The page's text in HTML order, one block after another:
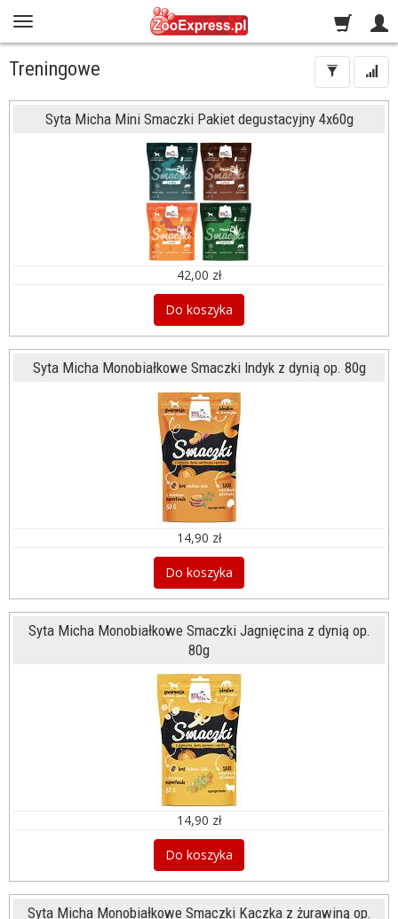
Treningowe
Syta Micha Mini Smaczki Pakiet degustacyjny 4x60g
42,00 zł
Do koszyka
Syta Micha Monobiałkowe Smaczki Indyk z dynią op. 80g
14,90 zł
Do koszyka
Syta Micha Monobiałkowe Smaczki Jagnięcina z dynią op.
80g
14,90 zł
Do koszyka
Syta Micha Monobiałkowe Smaczki Kaczka z żurawiną op.